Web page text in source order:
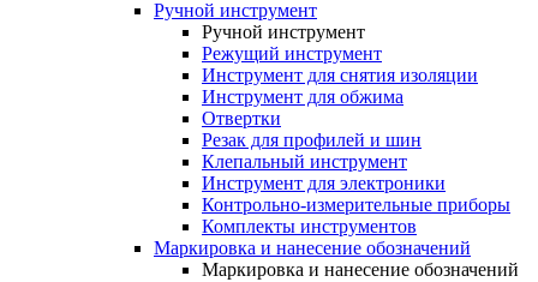
Ручной инструмент
Ручной инструмент
Режущий инструмент
Инструмент для снятия изоляции
Инструмент для обжима
Отвертки
Резак для профилей и шин
Клепальный инструмент
Инструмент для электроники
Контрольно-измерительные приборы
Комплекты инструментов
Маркировка и нанесение обозначений
Маркировка и нанесение обозначений